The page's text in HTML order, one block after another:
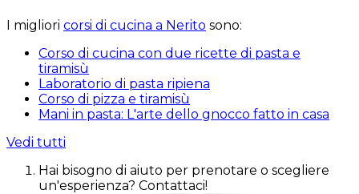
I migliori corsi di cucina a Nerito sono:
Corso di cucina con due ricette di pasta e
tiramisù
Laboratorio di pasta ripiena
Corso di pizza e tiramisù
Mani in pasta: L'arte dello gnocco fatto in casa
Vedi tutti
Hai bisogno di aiuto per prenotare o scegliere
un'esperienza? Contattaci!